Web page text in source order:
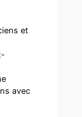
et
avec